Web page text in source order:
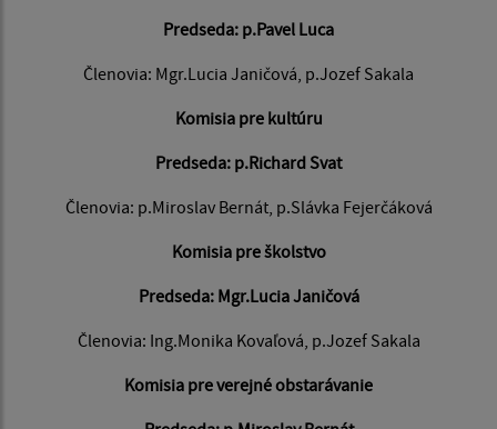
Predseda: p.Pavel Luca
Členovia: Mgr.Lucia Janičová, p.Jozef Sakala
Komisia pre kultúru
Predseda: p.Richard Svat
Členovia: p.Miroslav Bernát, p.Slávka Fejerčáková
Komisia pre školstvo
Predseda: Mgr.Lucia Janičová
Členovia: Ing.Monika Kovaľová, p.Jozef Sakala
Komisia pre verejné obstarávanie